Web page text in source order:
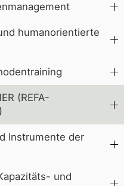
humanorientierte
(REFA-
Instrumente der
und